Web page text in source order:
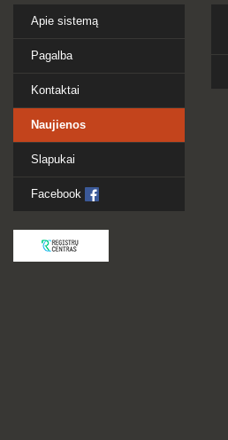
Apie sistemą
Pagalba
Kontaktai
Naujienos
Slapukai
Facebook